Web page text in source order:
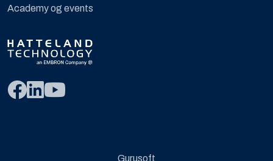
Academy og events
Gurusoft